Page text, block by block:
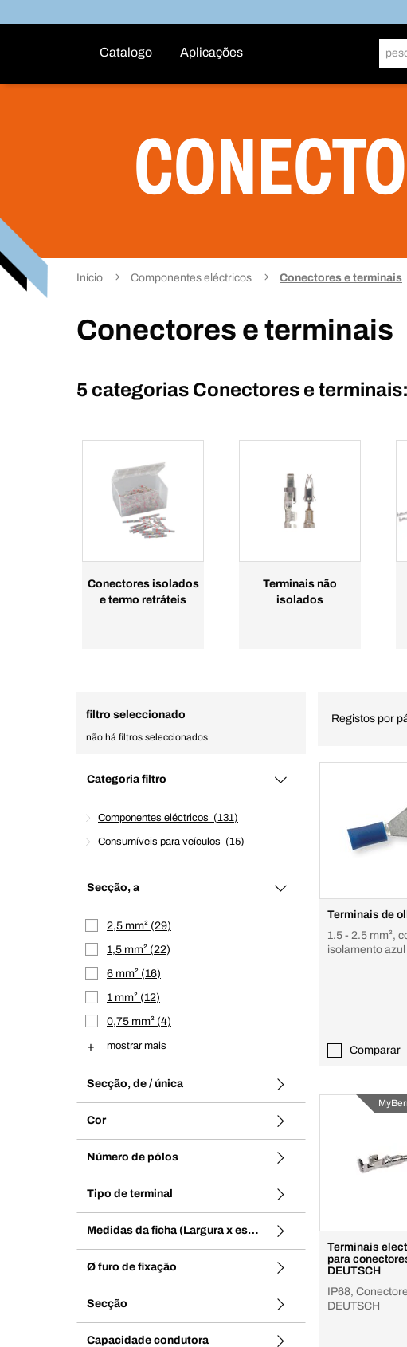
Catalogo Aplicações
Início Componentes eléctricos Conectores e terminais
Conectores e terminais
5 categorias Conectores e terminais:
Conectores isolados
e termo retráteis
Terminais não
isolados
filtro seleccionado
não há filtros seleccionados
Categoria filtro
Componentes eléctricos 131
Consumíveis para veículos 15
Secção, a
2,5 mm² 29
1,5 mm² 22
6 mm² 16
1 mm² 12
0,75 mm² 4
mostrar mais
Secção, de / única
Cor
Número de pólos
Tipo de terminal
Medidas da ficha (Largura x espessura)
Ø furo de fixação
Secção
Capacidade condutora
Registos por
Terminais de
1.5 - 2.5 mm²,
isolamento azul
Comparar
Terminais
para
DEUTSCH
IP68,
DEUTSCH